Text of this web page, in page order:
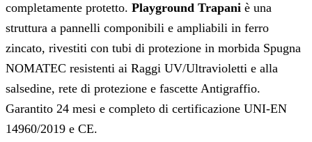
completamente protetto. Playground Trapani è una
struttura a pannelli componibili e ampliabili in ferro
zincato, rivestiti con tubi di protezione in morbida Spugna
NOMATEC resistenti ai Raggi UV/Ultravioletti e alla
salsedine, rete di protezione e fascette Antigraffio.
Garantito 24 mesi e completo di certificazione UNI-EN
14960/2019 e CE.